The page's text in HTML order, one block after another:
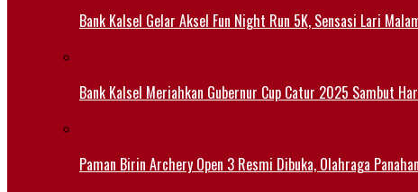
Bank Kalsel Gelar Aksel Fun Night Run 5K, Sensasi Lari
Bank Kalsel Meriahkan Gubernur Cup Catur 2025 Sambut
Paman Birin Archery Open 3 Resmi Dibuka, Olahraga